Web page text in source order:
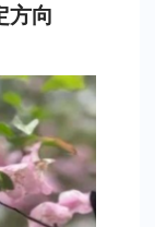
方向